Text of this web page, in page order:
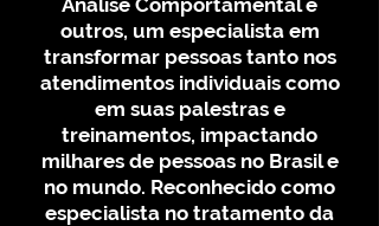
pensamentos e emoções. 4.
**História inspiradora**: Fred
superou a ansiedade e agora
5. **Acesso fácil**: Formato digital
para leitura em qualquer
dispositivo. 6. **Resultados
reais**: Técnicas comprovadas
Análise Comportamental e
outros, um especialista em
transformar pessoas tanto nos
atendimentos individuais como
em suas palestras e
treinamentos, impactando
milhares de pessoas no Brasil e
no mundo. Reconhecido como
especialista no tratamento da